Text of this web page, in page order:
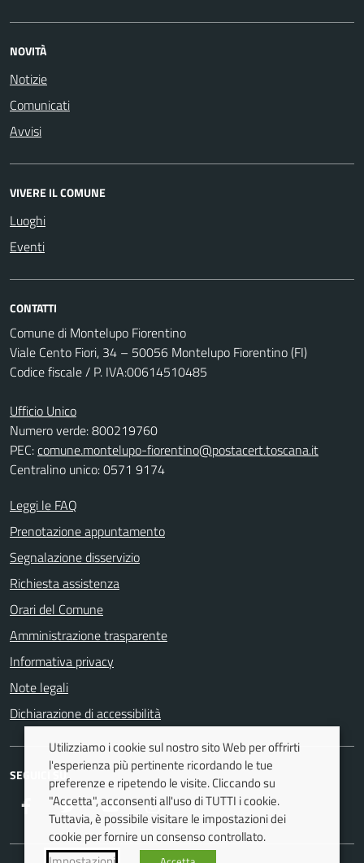
NOVITÀ
Notizie
Comunicati
Avvisi
VIVERE IL COMUNE
Luoghi
Eventi
CONTATTI
Comune di Montelupo Fiorentino
Viale Cento Fiori, 34 – 50056 Montelupo Fiorentino (FI)
Codice fiscale / P. IVA:00614510485
Ufficio Unico
Numero verde: 800219760
PEC:comune.montelupo-fiorentino@postacert.toscana.it
Centralino unico: 0571 9174
Leggi le FAQ
Prenotazione appuntamento
Segnalazione disservizio
Richiesta assistenza
Orari del Comune
Amministrazione trasparente
Informativa privacy
Note legali
Dichiarazione di accessibilità
SEGUICI SU
FacebookTwitter YoutubeInstagram
Utilizziamo i cookie sul nostro sito Web per offrirti
l'esperienza più pertinente ricordando le tue
preferenze e ripetendo le visite. Cliccando su
"Accetta", acconsenti all'uso di TUTTI i cookie.
Tuttavia, è possibile visitare le impostazioni dei
cookie per fornire un consenso controllato.